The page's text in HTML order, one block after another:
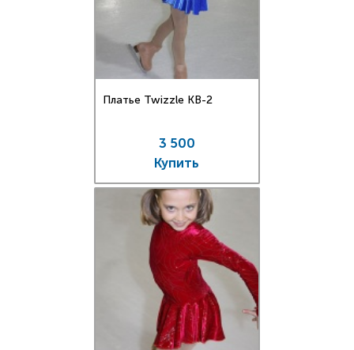
Платье Twizzle КВ-2
3 500
Купить